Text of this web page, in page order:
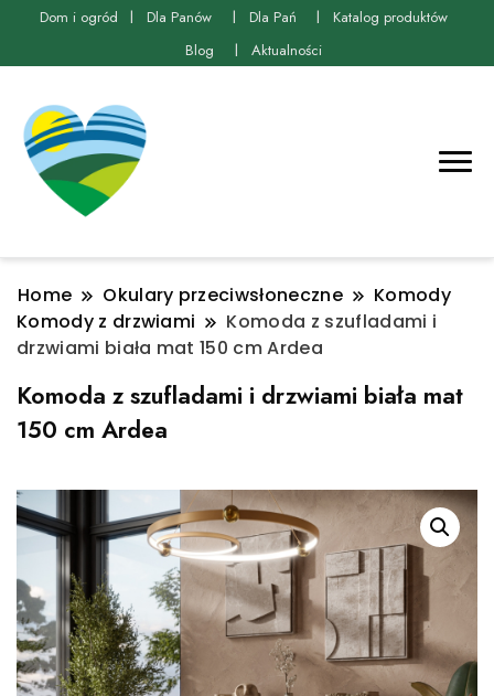
Dom i ogród Dla Panów Dla Pań
Katalog produktów
Blog
Aktualności
Home Okulary przeciwsłoneczne
Komody
Komody z drzwiami
Komoda z szufladami i
drzwiami biała mat 150 cm Ardea
Komoda z szufladami i drzwiami biała mat
150 cm Ardea